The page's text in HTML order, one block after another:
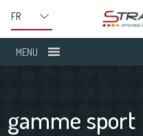
MENU
gamme sport